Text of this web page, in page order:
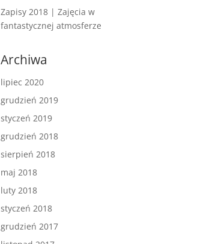
Zapisy 2018 | Zajęcia w
fantastycznej atmosferze
Archiwa
lipiec 2020
grudzień 2019
styczeń 2019
grudzień 2018
sierpień 2018
maj 2018
luty 2018
styczeń 2018
grudzień 2017